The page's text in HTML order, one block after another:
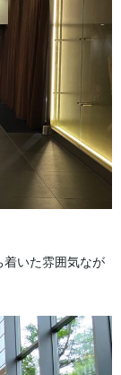
着いた雰囲気なが